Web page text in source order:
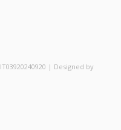
IT03920240920 | Designed by